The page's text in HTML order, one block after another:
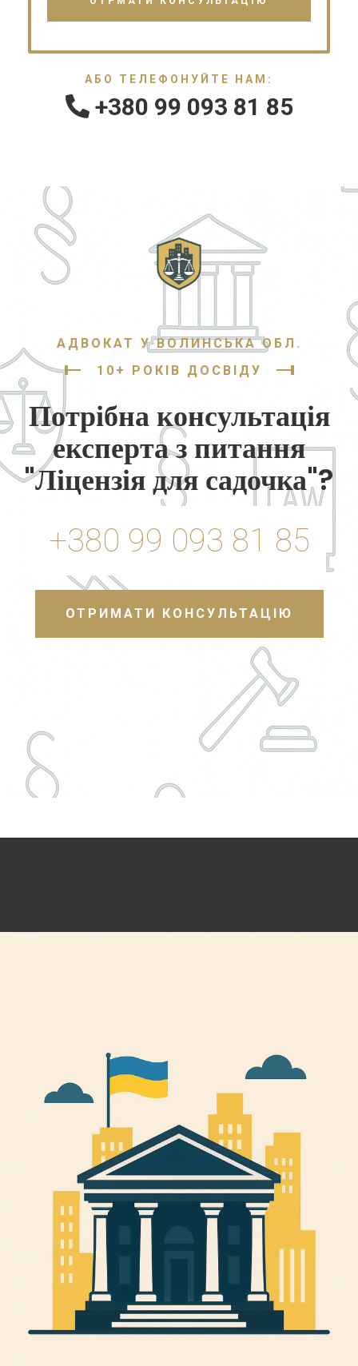
АБО ТЕЛЕФОНУЙТЕ НАМ:
+380 99 093 81 85
АДВОКАТ У ВОЛИНСЬКА ОБЛ.
10+ РОКІВ ДОСВІДУ
Потрібна консультація
експерта з питання
"Ліцензія для садочка"?
+380 99 093 81 85
ОТРИМАТИ КОНСУЛЬТАЦІЮ